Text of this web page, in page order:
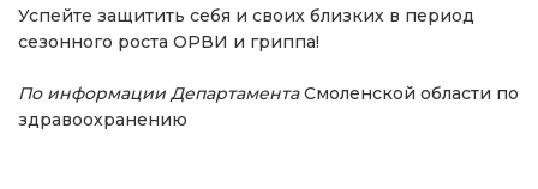
Успейте защитить себя и своих близких в период
сезонного роста ОРВИ и гриппа!
По информации ДепартаментаСмоленской области по
здравоохранению